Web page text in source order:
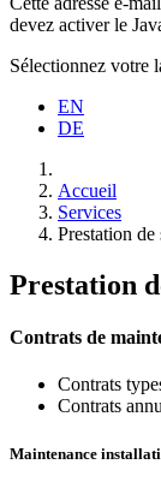
devez activer le
Sélectionnez votre
EN
DE
Accueil
Services
Prestation de
Prestation
Contrats de
Contrats
Contrats
Maintenance